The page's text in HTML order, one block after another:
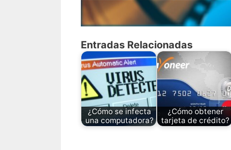
Entradas Relacionadas
¿Cómo se infecta
una computadora?
¿Cómo obtener
tarjeta de crédito?